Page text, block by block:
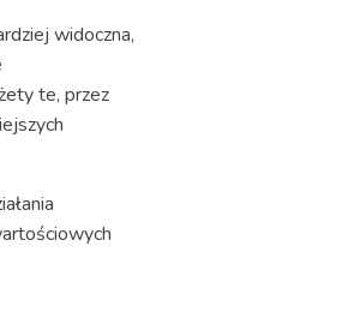
widoczna,
te, przez